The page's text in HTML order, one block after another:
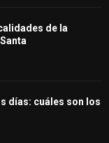
de la
días: cuáles son los